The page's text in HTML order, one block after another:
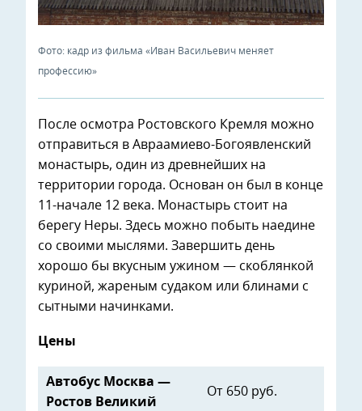
Фото: кадр из фильма «Иван Васильевич меняет
профессию»
После осмотра Ростовского Кремля можно
отправиться в Авраамиево-Богоявленский
монастырь, один из древнейших на
территории города. Основан он был в конце
11-начале 12 века. Монастырь стоит на
берегу Неры. Здесь можно побыть наедине
со своими мыслями. Завершить день
хорошо бы вкусным ужином — скоблянкой
куриной, жареным судаком или блинами с
сытными начинками.
Цены
Автобус Москва —
Ростов Великий
От 650 руб.